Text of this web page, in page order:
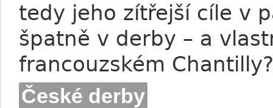
tedy jeho zítřejší cíle v
špatně v derby – a
francouzském Chantilly?
České derby